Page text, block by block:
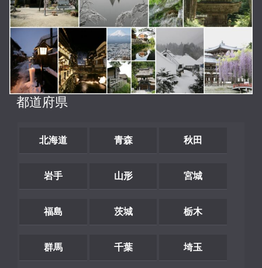
都道府県
北海道 青森 秋田
岩手 山形 宮城
福島 茨城 栃木
群馬 千葉 埼玉